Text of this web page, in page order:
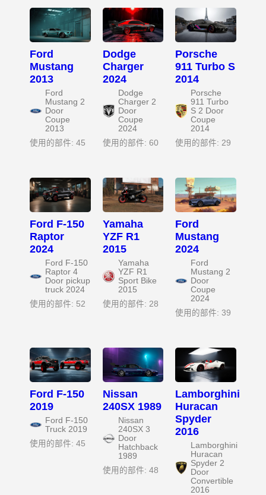
Ford
Mustang
2013
Ford
Mustang 2
Door
Coupe
2013
使用的部件: 45
Dodge
Charger
2024
Dodge
Charger 2
Door
Coupe
2024
使用的部件: 60
Porsche
911 Turbo S
2014
Porsche
911 Turbo
S 2 Door
Coupe
2014
使用的部件: 29
Ford F-150
Raptor
2024
Ford F-150
Raptor 4
Door pickup
truck 2024
使用的部件: 52
Yamaha
YZF R1
2015
Yamaha
YZF R1
Sport Bike
2015
使用的部件: 28
Ford
Mustang
2024
Ford
Mustang 2
Door
Coupe
2024
使用的部件: 39
Ford F-150
2019
Ford F-150
Truck 2019
使用的部件: 45
Nissan
240SX 1989
Nissan
240SX 3
Door
Hatchback
1989
使用的部件: 48
Lamborghini
Huracan
Spyder
2016
Lamborghini
Huracan
Spyder 2
Door
Convertible
2016